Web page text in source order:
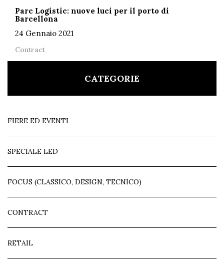
Parc Logístic: nuove luci per il porto di
Barcellona
24 Gennaio 2021
Contract
CATEGORIE
FIERE ED EVENTI
SPECIALE LED
FOCUS (CLASSICO, DESIGN, TECNICO)
CONTRACT
RETAIL